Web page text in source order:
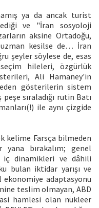
ya da ancak turist
ve "İran sosyoloji
aksine Ortadoğu,
kesilse de… İran
şeyler söylese de, esas
seçim hileleri, özgürlük
Ali Hamaney'in
gösterilerin sistem
sıraladığı rutin Batı
ile aynı çizgide
kelime Farsça bilmeden
yana bırakalım; genel
iç dinamikleri ve dâhili
bulan iktidar yarışı ve
adaptasyonu
teslim olmayan, ABD
hamlesi olan nükleer